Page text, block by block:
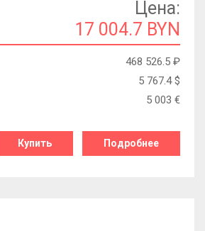
Цена:
17 004.7 BYN
468 526.5 ₽
5 767.4$
5 003 €
Купить Подробнее